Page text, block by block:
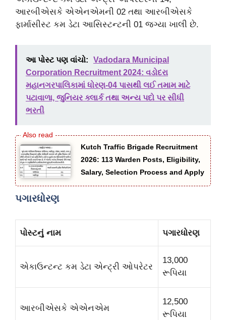
આરબીએસકે એએનએમની 02 તથા આરબીએસકે
ફાર્માસીસ્ટ કમ ડેટા આસિસ્ટન્ટની 01 જગ્યા ખાલી છે.
આ પોસ્ટ પણ વાંચો:
Vadodara Municipal
Corporation Recruitment 2024: વડોદરા
મહાનગરપાલિકામાં ધોરણ-04 પાસથી લઈ તમામ માટે
પટાવાળા, જુનિયર ક્લાર્ક તથા અન્ય પદો પર સીધી
ભરતી
Kutch Traffic Brigade Recruitment
2026: 113 Warden Posts, Eligibility,
Salary, Selection Process and Apply
પગારધોરણ
પોસ્ટનું નામ પગારધોરણ
એકાઉન્ટન્ટ કમ ડેટા એન્ટ્રી ઓપરેટર
13,000
રૂપિયા
આરબીએસકે એએનએમ
12,500
રૂપિયા